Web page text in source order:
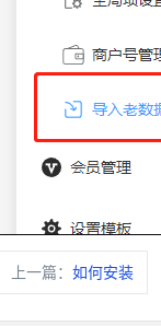
上一篇： 如何安装